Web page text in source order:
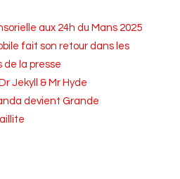
aux 24h du Mans 2025
fait son retour dans les
de la presse
Jekyll & Mr Hyde
devient Grande